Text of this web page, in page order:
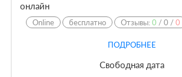
онлайн
Online бесплатно Отзывы:0 /0 /0
ПОДРОБНЕЕ
Свободная дата